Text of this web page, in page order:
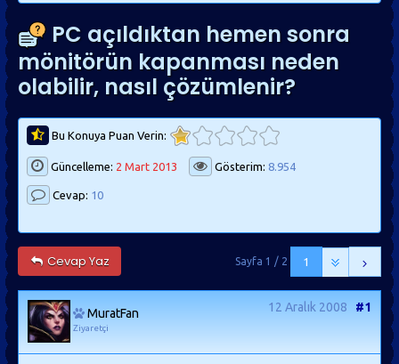
PC açıldıktan hemen sonra
mönitörün kapanması neden
olabilir, nasıl çözümlenir?
Bu Konuya Puan Verin:
Güncelleme: 2 Mart 2013 Gösterim: 8.954
Cevap: 10
Cevap Yaz 1
Sayfa 1 / 2
MuratFan
Ziyaretçi
12 Aralık 2008 #1